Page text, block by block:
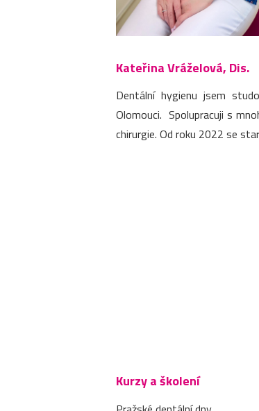
Kateřina Vráželová, Dis.
Dentální hygienu jsem
Olomouci. Spolupracuji s
chirurgie. Od roku 2022 se
Kurzy a školení